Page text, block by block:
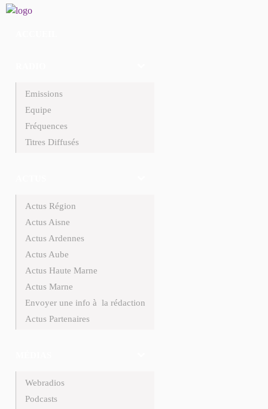
Emissions
Equipe
Fréquences
Titres Diffusés
Actus Région
Actus Aisne
Actus Ardennes
Actus Aube
Actus Haute Marne
Actus Marne
Envoyer une info à la rédaction
Actus Partenaires
Webradios
Podcasts